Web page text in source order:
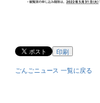
印刷
ごんごニュース 一覧に戻る